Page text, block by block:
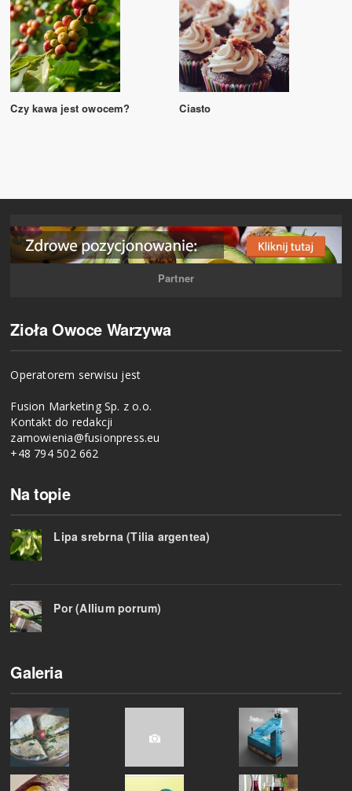
Czy kawa jest owocem? Ciasto
Partner
Zioła Owoce Warzywa
Operatorem serwisu jest
Fusion Marketing Sp. z o.o.
Kontakt do redakcji
zamowienia@fusionpress.eu
+48 794 502 662
Na topie
Lipa srebrna (Tilia argentea)
Por (Allium porrum)
Galeria